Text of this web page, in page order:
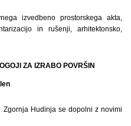
izvedbeno prostorskega akta,
in rušenji, arhitektonsko,
ZA IZRABO POVRŠIN
Hudinja se dopolni z novimi